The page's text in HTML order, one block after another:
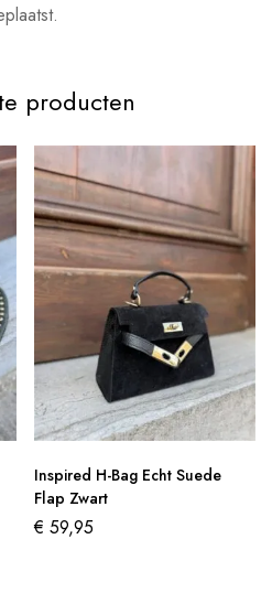
producten
Inspired H-Bag Echt Suede
Flap Zwart
€ 59,95